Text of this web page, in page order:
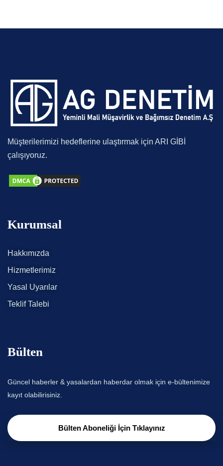
Müşterilerimizi hedeflerine ulaştırmak için ARI GİBİ
çalışıyoruz.
Kurumsal
Hakkımızda
Hizmetlerimiz
Yasal Uyarılar
Teklif Talebi
Bülten
Güncel haberler & yasalardan haberdar olmak için e-bültenimize
kayıt olabilirisiniz.
Bülten Aboneliği İçin Tıklayınız